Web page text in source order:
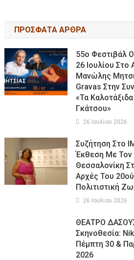
ΠΡΟΣΦΑΤΑ ΑΡΘΡΑ
55ο Φεστιβάλ
26 Ιουλίου
Μανώλης
Gravas Στην
«τα
Γκάτσου»
26 Ιουλίου 2026
Συζήτηση Στο
Έκθεση Με Τον
Θεσσαλονίκη
Αρχές Του
Πολιτιστική
26 Ιουλίου 2026
ΘΕΑΤΡΟ
Σκηνοθεσία:
Πέμπτη 30 &
2026